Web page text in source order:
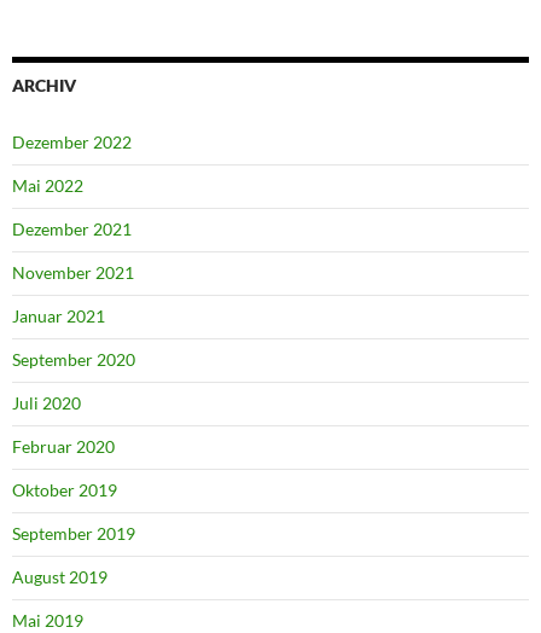
ARCHIV
Dezember 2022
Mai 2022
Dezember 2021
November 2021
Januar 2021
September 2020
Juli 2020
Februar 2020
Oktober 2019
September 2019
August 2019
Mai 2019